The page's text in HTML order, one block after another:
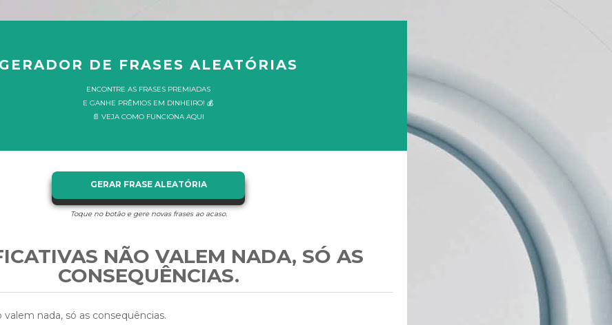
GERADOR DE FRASES ALEATÓRIAS
ENCONTRE AS FRASES PREMIADAS
E GANHE PRÊMIOS EM DINHEIRO! 💰
📄 VEJA COMO FUNCIONA AQUI
GERAR FRASE ALEATÓRIA
Toque no botão e gere novas frases ao acaso.
NÃO VALEM NADA, SÓ AS
CONSEQUÊNCIAS.
nada, só as consequências.